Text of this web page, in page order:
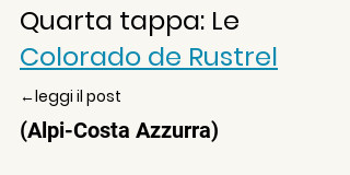
Quarta tappa: Le
Colorado de Rustrel
←leggi il post
(Alpi-Costa Azzurra)